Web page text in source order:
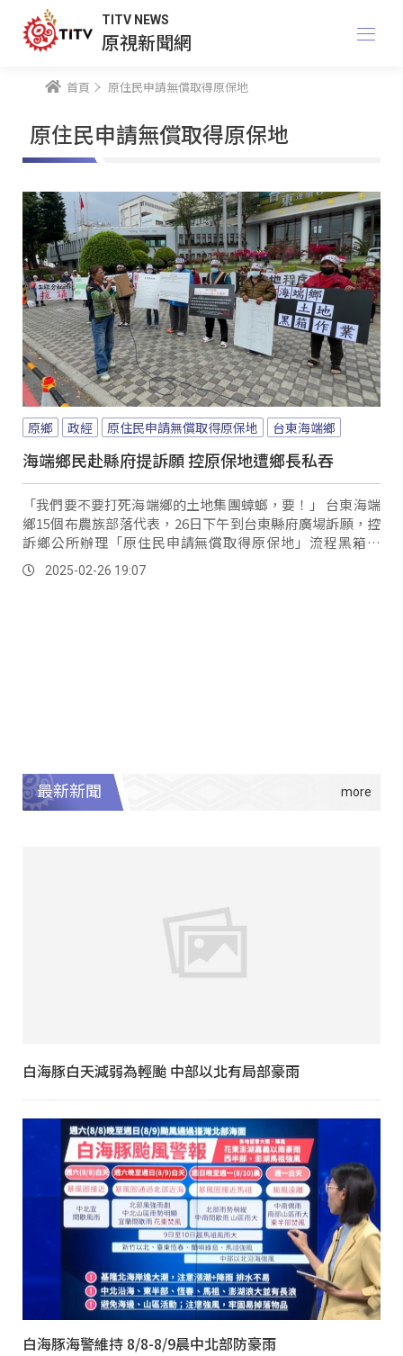
TITV NEWS
原視新聞網
首頁 原住民申請無償取得原保地
原住民申請無償取得原保地
原鄉 政經 原住民申請無償取得原保地 台東海端鄉
海端鄉民赴縣府提訴願 控原保地遭鄉長私吞
「我們要不要打死海端鄉的土地集團蟑螂，要！」 台東海端
鄉15個布農族部落代表，26日下午到台東縣府廣場訴願，控
訴鄉公所辦理「原住民申請無償取得原保地」流程黑箱作
業，並以個資法為由，拒絕公開申請人資料，也讓族人們質
疑部落的土地，都已登記在鄉長以及公所相關業務人員名
2025-02-26 19:07
最新新聞
白海豚白天減弱為輕颱 中部以北有局部豪雨
白海豚海警維持 8/8-8/9晨中北部防豪雨